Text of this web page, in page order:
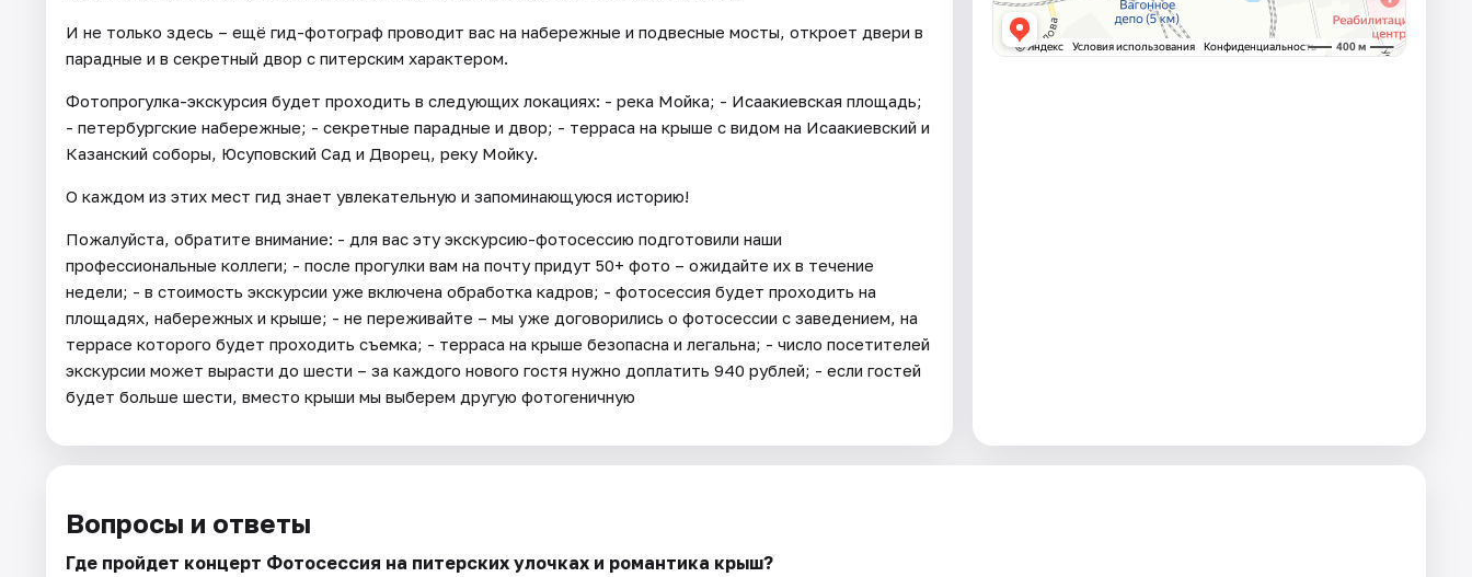
И не только здесь – ещё гид-фотограф проводит вас на набережные и подвесные мосты, откроет двери в
парадные и в секретный двор с питерским характером.
Фотопрогулка-экскурсия будет проходить в следующих локациях: - река Мойка; - Исаакиевская площадь;
- петербургские набережные; - секретные парадные и двор; - терраса на крыше с видом на Исаакиевский и
Казанский соборы, Юсуповский Сад и Дворец, реку Мойку.
О каждом из этих мест гид знает увлекательную и запоминающуюся историю!
Пожалуйста, обратите внимание: - для вас эту экскурсию-фотосессию подготовили наши
профессиональные коллеги; - после прогулки вам на почту придут 50+ фото – ожидайте их в течение
недели; - в стоимость экскурсии уже включена обработка кадров; - фотосессия будет проходить на
площадях, набережных и крыше; - не переживайте – мы уже договорились о фотосессии с заведением, на
террасе которого будет проходить съемка; - терраса на крыше безопасна и легальна; - число посетителей
экскурсии может вырасти до шести – за каждого нового гостя нужно доплатить 940 рублей; - если гостей
будет больше шести, вместо крыши мы выберем другую фотогеничную
Вопросы и ответы
Где пройдет концерт Фотосессия на питерских улочках и романтика крыш?